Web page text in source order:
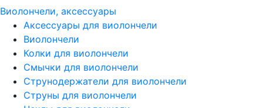
Виолончели, аксессуары
Аксессуары для виолончели
Виолончели
Колки для виолончели
Смычки для виолончели
Струнодержатели для виолончели
Струны для виолончели